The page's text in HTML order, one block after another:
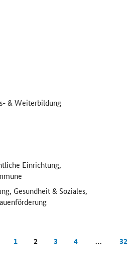
& Weiterbildung
Einrichtung,
Gesundheit & Soziales,
1 2 3 4 … 32